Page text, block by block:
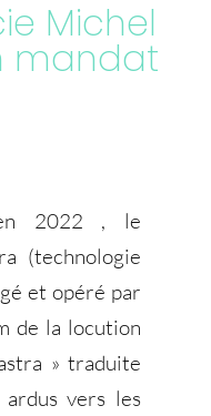
Michel
mandat
2022 , le
(technologie
et opéré par
de la locution
» traduite
vers les